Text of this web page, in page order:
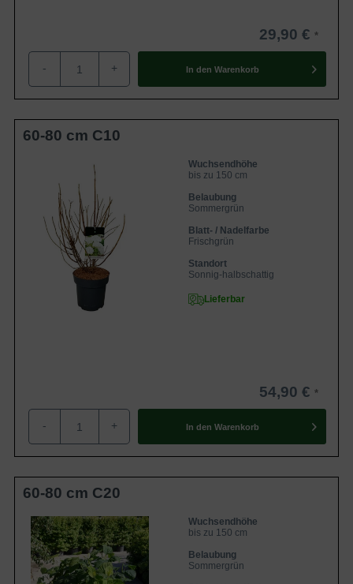
29,90 €
- + In den Warenkorb
60-80 cm C10
Wuchsendhöhe
bis zu 150 cm
Belaubung
Sommergrün
Blatt- / Nadelfarbe
Frischgrün
Standort
Sonnig-halbschattig
Lieferbar
54,90 €
- + In den Warenkorb
60-80 cm C20
Wuchsendhöhe
bis zu 150 cm
Belaubung
Sommergrün